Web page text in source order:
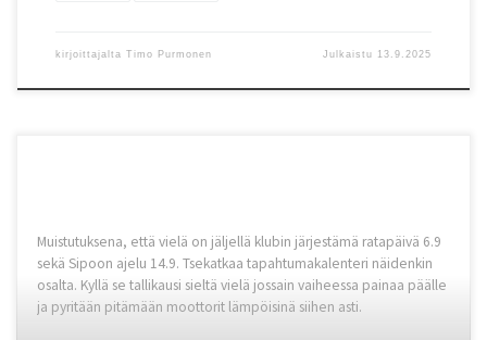
kirjoittajalta Timo Purmonen Julkaistu 13.9.2025
Muistutuksena, että vielä on jäljellä klubin järjestämä ratapäivä 6.9
sekä Sipoon ajelu 14.9. Tsekatkaa tapahtumakalenteri näidenkin
osalta. Kyllä se tallikausi sieltä vielä jossain vaiheessa painaa päälle
ja pyritään pitämään moottorit lämpöisinä siihen asti.